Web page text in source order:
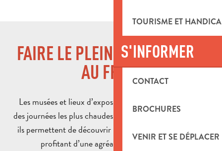
TOURISME ET
S'INFORMER
CONTACT
BROCHURES
VENIR ET SE DÉPLACER
FAIRE LE PLEIN DE CULTURE…
AU FRAIS
Les musées et lieux d’exposition sont les alliés parfaits
des journées les plus chaudes. Climatisés pour la plupart,
ils permettent de découvrir le patrimoine local tout en
profitant d’une agréable pause fraîcheur.